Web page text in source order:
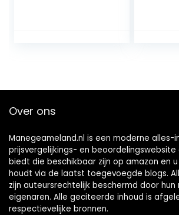
Over ons
Manegeameland.nl is een moderne alles-
prijsvergelijkings- en
biedt die beschikbaar zijn op amazon en
houdt via de laatst toegevoegde blogs.
zijn auteursrechtelijk beschermd door hun
eigenaren. Alle geciteerde inhoud is
respectievelijke bronnen.